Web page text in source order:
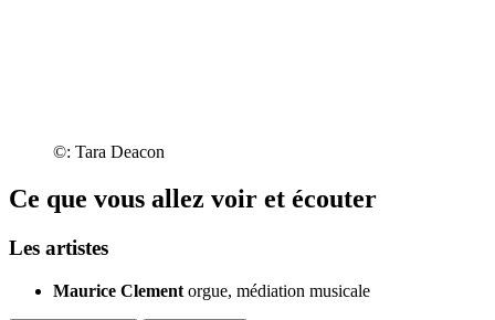
©: Tara Deacon
Ce que vous allez voir et écouter
Les artistes
Maurice Clement orgue, médiation musicale